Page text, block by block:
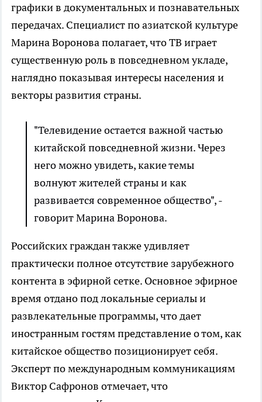
графики в документальных и познавательных
передачах. Специалист по азиатской культуре
Марина Воронова полагает, что ТВ играет
существенную роль в повседневном укладе,
наглядно показывая интересы населения и
векторы развития страны.
"Телевидение остается важной частью
китайской повседневной жизни. Через
него можно увидеть, какие темы
волнуют жителей страны и как
развивается современное общество", -
говорит Марина Воронова.
Российских граждан также удивляет
практически полное отсутствие зарубежного
контента в эфирной сетке. Основное эфирное
время отдано под локальные сериалы и
развлекательные программы, что дает
иностранным гостям представление о том, как
китайское общество позиционирует себя.
Эксперт по международным коммуникациям
Виктор Сафронов отмечает, что